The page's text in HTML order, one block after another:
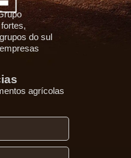
do sul
agrícolas